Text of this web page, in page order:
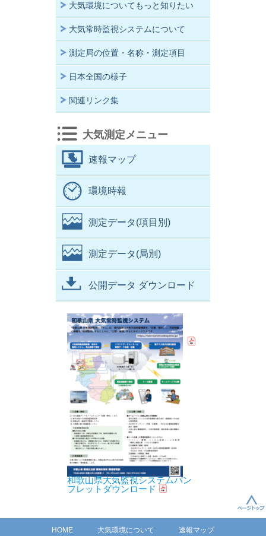
大気環境についてもっと知りたい
大気常時監視システムについて
測定局の位置・名称・測定項目
日本全国の様子
関連リンク集
大気測定メニュー
速報マップ
環境時報
測定データ(項目別)
測定データ(局別)
公開データ ダウンロード
和歌山県大気監視システムパン
フレットダウンロード
HOME 大気環境について 速報マップ